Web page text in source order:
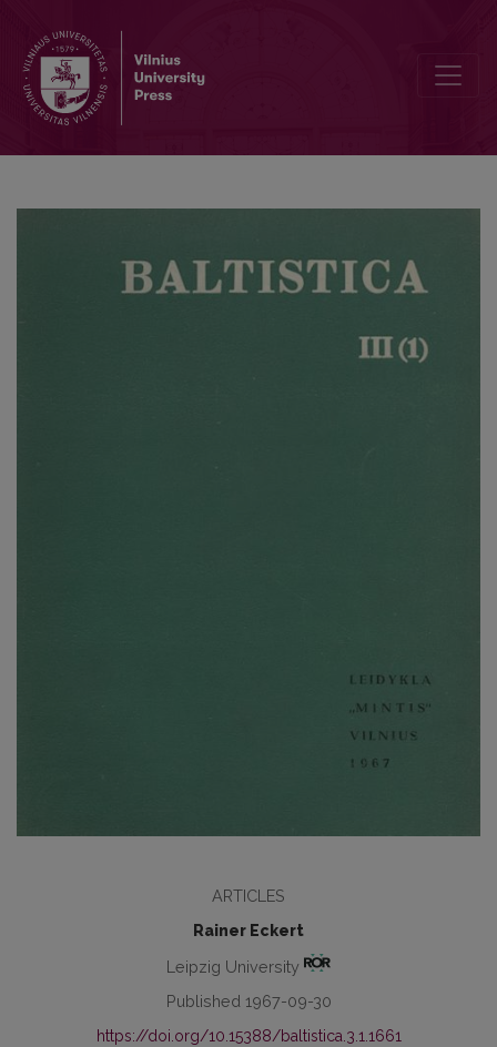
ARTICLES
Rainer Eckert
Leipzig University
Published 1967-09-30
https://doi.org/10.15388/baltistica.3.1.1661